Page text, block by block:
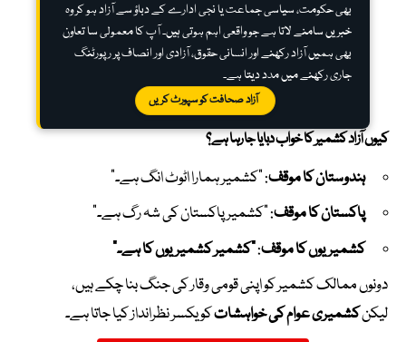
بھی حکومت، سیاسی جماعت یا نجی ادارے کے دباؤ سے آزاد ہو کر وہ
خبریں سامنے لاتا ہے جو واقعی اہم ہوتی ہیں۔ آپ کا معمولی سا تعاون
بھی ہمیں آزاد رکھنے اور انسانی حقوق، آزادی اور انصاف پر رپورٹنگ
جاری رکھنے میں مدد دیتا ہے۔
آزاد صحافت کو سپورٹ کریں
کیوں آزاد کشمیر کا خواب دبایا جا رہا ہے؟
ہندوستان کا موقف: “کشمیر ہمارا اٹوٹ انگ ہے۔”
پاکستان کا موقف: “کشمیر پاکستان کی شہ رگ ہے۔”
کشمیریوں کا موقف:“کشمیر کشمیریوں کا ہے۔”
دونوں ممالک کشمیر کو اپنی قومی وقار کی جنگ بنا چکے ہیں،
لیکنکشمیری عوام کی خواہشاتکو یکسر نظرانداز کیا جاتا ہے۔